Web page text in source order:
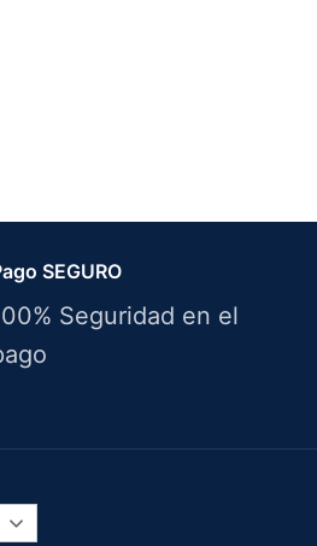
SEGURO
Seguridad en el